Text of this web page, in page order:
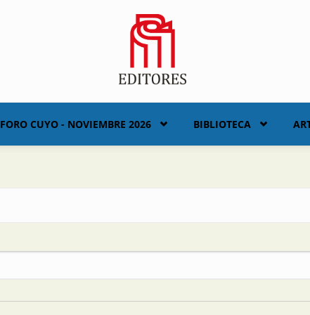
FORO CUYO - NOVIEMBRE 2026 BIBLIOTECA